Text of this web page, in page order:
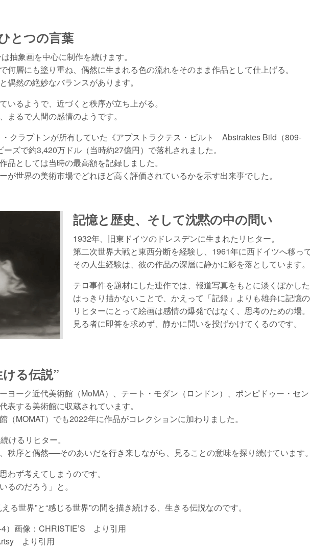
とつの言葉
抽象画を中心に制作を続けます。
何層にも塗り重ね、偶然に生まれる色の流れをそのまま作品として仕上げる。
偶然の絶妙なバランスがあります。
いるようで、近づくと秩序が立ち上がる。
まるで人間の感情のようです。
クラプトンが所有していた《アプストラクテス・ビルト Abstraktes Bild（809-
ズで約3,420万ドル（当時約27億円）で落札されました。
品としては当時の最高額を記録しました。
が世界の美術市場でどれほど高く評価されているかを示す出来事でした。
記憶と歴史、そして沈黙の中の問い
1932年、旧東ドイツのドレスデンに生まれたリヒター。
第二次世界大戦と東西分断を経験し、1961年に西ドイツへ移っ
その人生経験は、彼の作品の深層に静かに影を落としています。
テロ事件を題材にした連作では、報道写真をもとに淡くぼかし
はっきり描かないことで、かえって「記録」よりも雄弁に記憶
リヒターにとって絵画は感情の爆発ではなく、思考のための場。
見る者に即答を求めず、静かに問いを投げかけてくるのです。
る伝説”
ヨーク近代美術館（MoMA）、テート・モダン（ロンドン）、ポンピドゥー・セ
表する美術館に収蔵されています。
（MOMAT）でも2022年に作品がコレクションに加わりました。
けるリヒター。
秩序と偶然──そのあいだを行き来しながら、見ることの意味を探り続けています
わず考えてしまうのです。
るのだろう」と。
る世界”と“感じる世界”の間を描き続ける、生きる伝説なのです。
）画像：CHRISTIE’S より引用
より引用